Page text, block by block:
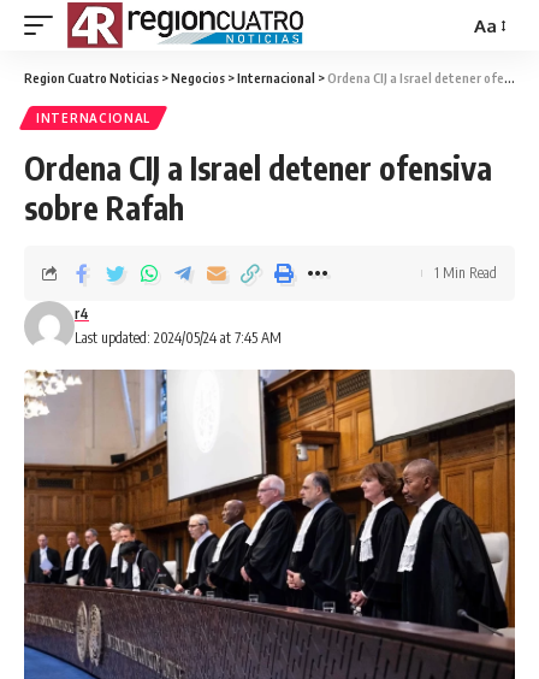
Aa
Region Cuatro Noticias >Negocios >Internacional >Ordena CIJ a Israel detener ofensiva sobre Rafah
INTERNACIONAL
Ordena CIJ a Israel detener ofensiva
sobre Rafah
Last updated: 2024/05/24 at 7:45 AM
r4
1 Min Read